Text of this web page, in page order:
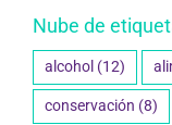
Nube de
alcohol (12)
conservación (8)